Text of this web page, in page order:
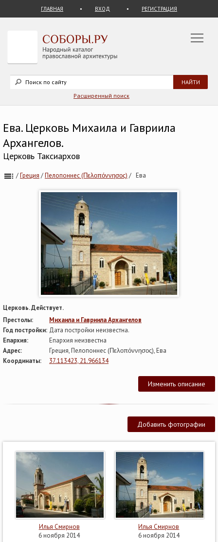
ГЛАВНАЯ ВХОД РЕГИСТРАЦИЯ
Расширенный поиск
Ева. Церковь Михаила и Гавриила
Архангелов.
Церковь Таксиархов
/Греция /Пелопоннес (Πελοπόννησος) / Ева
Церковь. Действует.
Престолы:
Михаила и Гавриила Архангелов
Год постройки: Дата постройки неизвестна.
Епархия:
Епархия неизвестна
Адрес:
Греция, Пелопоннес (Πελοπόννησος), Ева
Координаты:
37.113423, 21.966134
Изменить описание
Добавить фотографии
Илья Смирнов
6 ноября 2014
Илья Смирнов
6 ноября 2014